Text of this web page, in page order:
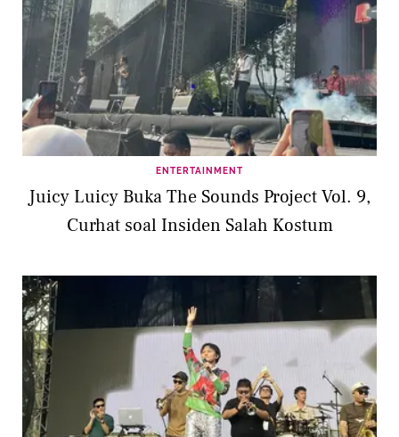
ENTERTAINMENT
Juicy Luicy Buka The Sounds Project Vol. 9,
Curhat soal Insiden Salah Kostum